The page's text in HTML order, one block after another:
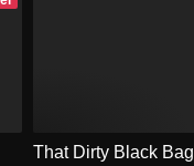
That Dirty Black Bag